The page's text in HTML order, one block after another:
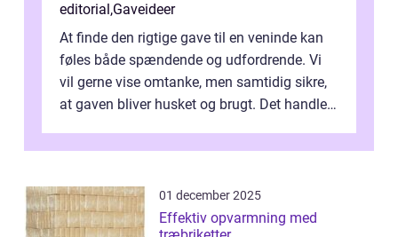
editorial,Gaveideer
At finde den rigtige gave til en veninde kan
føles både spændende og udfordrende. Vi
vil gerne vise omtanke, men samtidig sikre,
at gaven bliver husket og brugt. Det handler
01 december 2025
Effektiv opvarmning med